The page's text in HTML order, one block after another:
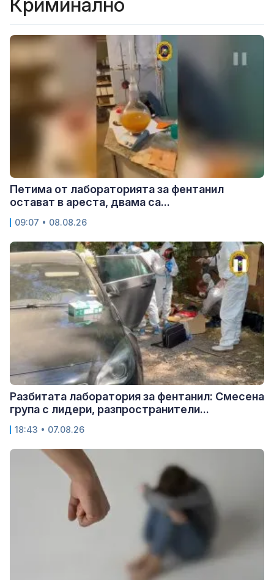
Петима от лабораторията за фентанил
остават в ареста, двама са...
09:07 • 08.08.26
Разбитата лаборатория за фентанил: Смесена
група с лидери, разпространители...
18:43 • 07.08.26